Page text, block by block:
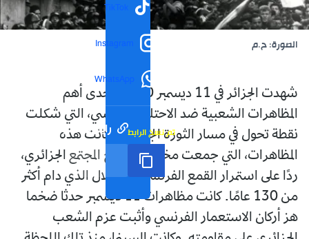
TikTok
Instagram
WhatsApp
رابط مختصر تم نسخ الرابط
الصورة: ح.م
شهدت الجزائر في 11 ديسمبر 1960، إحدى أهم
المظاهرات الشعبية ضد الاحتلال الفرنسي، التي شكلت
نقطة تحول في مسار الثورة الجزائرية. كانت هذه
المظاهرات، التي جمعت مختلف شرائح المجتمع الجزائري،
ردًا على استمرار القمع الفرنسي والاحتلال الذي دام أكثر
من 130 عامًا. كانت مظاهرات 11 ديسمبر حدثا ضخما
هز أركان الاستعمار الفرنسي وأثبت عزم الشعب